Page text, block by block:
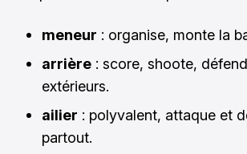
meneur : organise, monte la
arrière : score, shoote,
extérieurs.
ailier : polyvalent, attaque et
partout.